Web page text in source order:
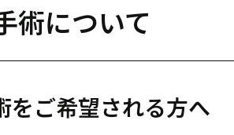
術について
をご希望される方へ